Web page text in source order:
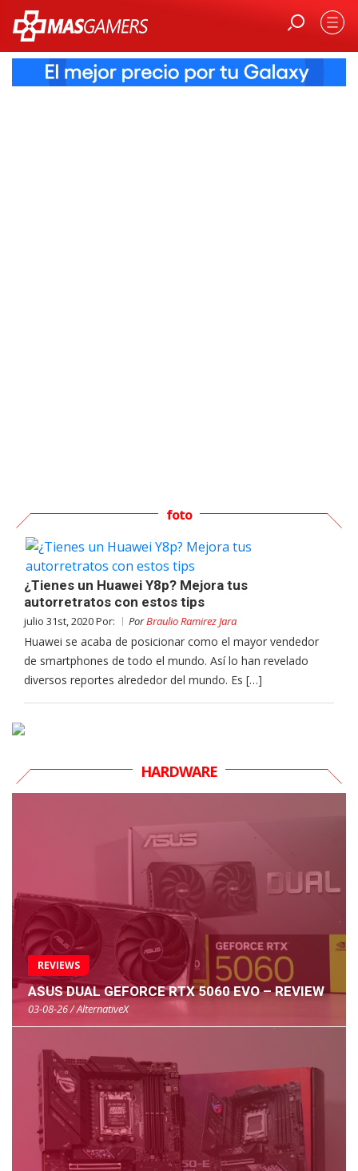
foto
¿Tienes un Huawei Y8p? Mejora tus
autorretratos con estos tips
julio 31st, 2020 Por: PorBraulio Ramirez Jara
Huawei se acaba de posicionar como el mayor vendedor
de smartphones de todo el mundo. Así lo han revelado
diversos reportes alrededor del mundo. Es […]
HARDWARE
REVIEWS
ASUS DUAL GEFORCE RTX 5060 EVO – REVIEW
03-08-26 / AlternativeX